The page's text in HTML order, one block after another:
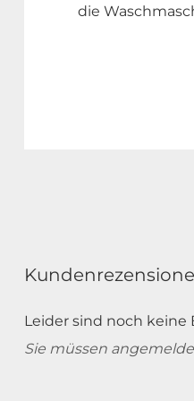
die
Leider sind noch keine
Sie müssen